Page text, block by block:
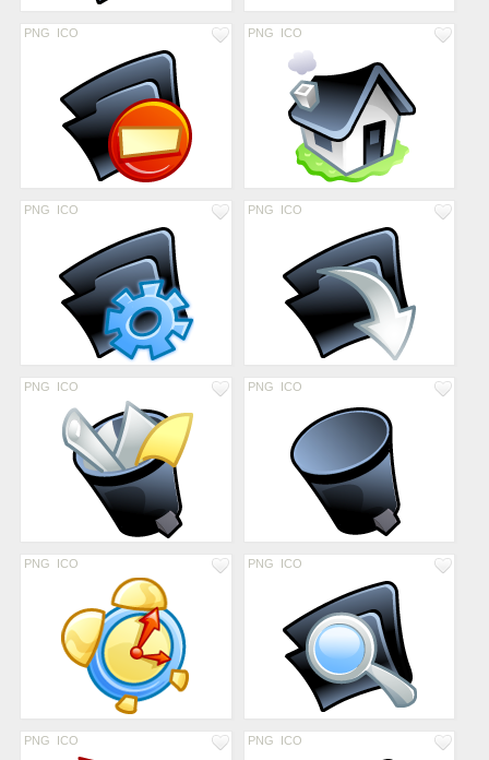
PNG ICO PNG ICO
PNG ICO PNG ICO
PNG ICO PNG ICO
PNG ICO PNG ICO
PNG ICO PNG ICO